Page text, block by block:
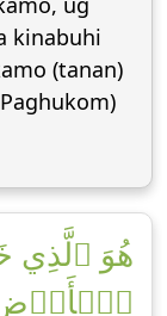
kinabuhi
(tanan)
هُوَ ٱلَّذِي
ٱلۡأَرۡضِ